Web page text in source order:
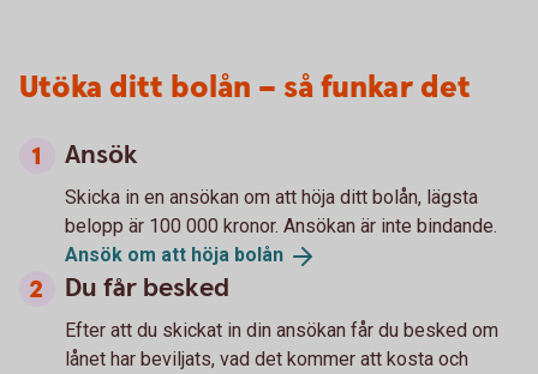
Utöka ditt bolån – så funkar det
Ansök
Skicka in en ansökan om att höja ditt bolån, lägsta
belopp är 100 000 kronor. Ansökan är inte bindande.
Ansök om att höja bolån
Du får besked
Efter att du skickat in din ansökan får du besked om
lånet har beviljats, vad det kommer att kosta och